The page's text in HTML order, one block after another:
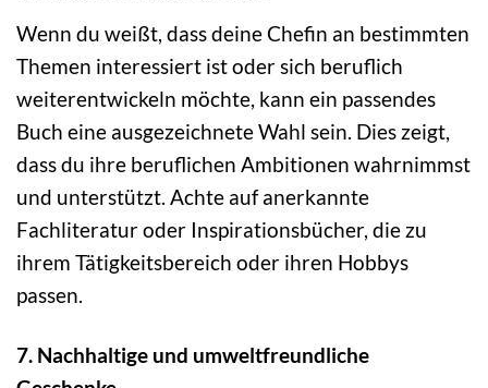
Wenn du weißt, dass deine Chefin an bestimmten
Themen interessiert ist oder sich beruflich
weiterentwickeln möchte, kann ein passendes
Buch eine ausgezeichnete Wahl sein. Dies zeigt,
dass du ihre beruflichen Ambitionen wahrnimmst
und unterstützt. Achte auf anerkannte
Fachliteratur oder Inspirationsbücher, die zu
ihrem Tätigkeitsbereich oder ihren Hobbys
passen.
7. Nachhaltige und umweltfreundliche